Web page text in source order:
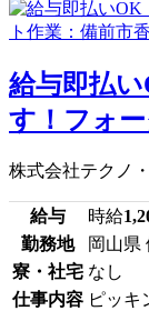
給与即払
す！フォ
株式会社テクノ
給与 時給
勤務地
岡山県
寮・社宅 なし
仕事内容 ピッキ